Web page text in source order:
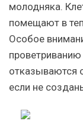
молодняка.
помещают в
Особое
отказываются
если не